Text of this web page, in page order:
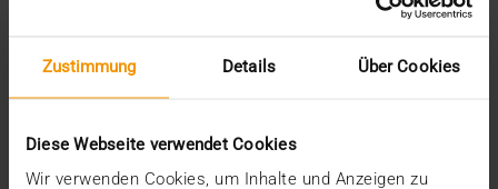
Zustimmung Details Über Cookies
Diese Webseite verwendet Cookies
Wir verwenden Cookies, um Inhalte und Anzeigen zu
CSR
Gesellschaftliche Verantwortung als
Unternehmensziel
12.11.2020